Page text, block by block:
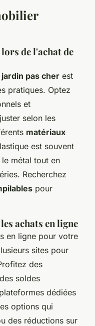
de l'achat de
pas cher est
pratiques. Optez
et
selon les
matériaux
est souvent
métal tout en
Recherchez
pour
achats en ligne
en ligne pour votre
sites pour
des
soldes
dédiées
options qui
des réductions sur